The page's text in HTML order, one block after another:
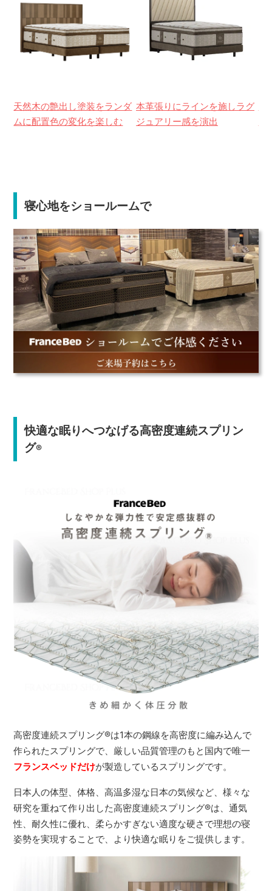
天然木の艶出し塗装をランダ
ムに配置色の変化を楽しむ
本革張りにラインを施しラグ
ジュアリー感を演出
寝心地をショールームで
快適な眠りへつなげる高密度連続スプリン
グ®
高密度連続スプリング®は1本の鋼線を高密度に編み込んで
作られたスプリングで、厳しい品質管理のもと国内で唯一
フランスベッドだけが製造しているスプリングです。
日本人の体型、体格、高温多湿な日本の気候など、様々な
研究を重ねて作り出した高密度連続スプリング®は、通気
性、耐久性に優れ、柔らかすぎない適度な硬さで理想の寝
姿勢を実現することで、より快適な眠りをご提供します。